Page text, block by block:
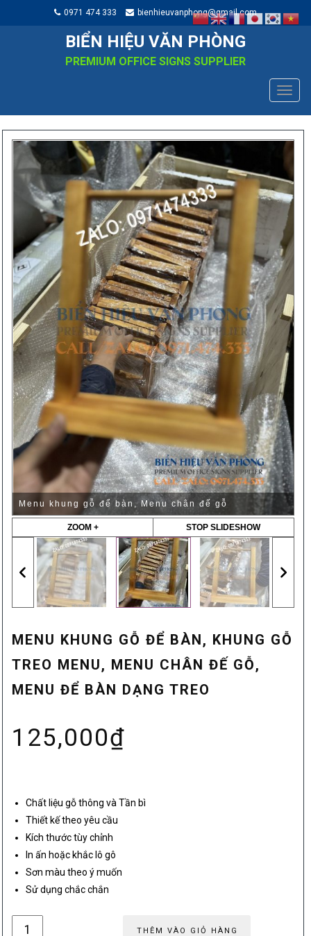
0971 474 333 bienhieuvanphong@gmail.com
BIỂN HIỆU VĂN PHÒNG
PREMIUM OFFICE SIGNS SUPPLIER
Menu khung gỗ để bàn, Menu chân đế gỗ
ZOOM +
STOP SLIDESHOW
MENU KHUNG GỖ ĐỂ BÀN, KHUNG GỖ
TREO MENU, MENU CHÂN ĐẾ GỖ,
MENU ĐỂ BÀN DẠNG TREO
125,000₫
Chất liệu gỗ thông và Tần bì
Thiết kế theo yêu cầu
Kích thước tùy chỉnh
In ấn hoặc khắc lô gô
Sơn màu theo ý muốn
Sử dụng chắc chắn
Menu
THÊM VÀO GIỎ HÀNG